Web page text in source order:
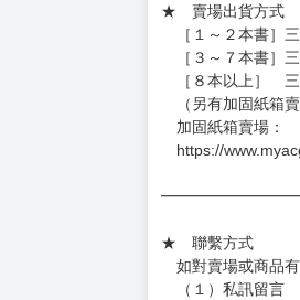
★ 賣場出貨方式
［１～２本書］三
［３～７本書］三
［８本以上］ 三
（另有加固紙箱賣
加固紙箱賣場：
https://
★ 聯繫方式
如對賣場或商品有
（１）私訊留言